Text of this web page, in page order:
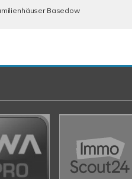
Basedow